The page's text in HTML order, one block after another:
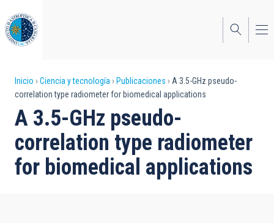
al
contenido
principal
Sobrescribir
enlaces
de
ayuda
a
Inicio Ciencia y tecnología Publicaciones
A 3.5-GHz pseudo-
correlation type radiometer for biomedical applications
A 3.5-GHz pseudo-
correlation type radiometer
for biomedical applications